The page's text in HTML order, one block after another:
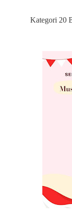
Kategori 20